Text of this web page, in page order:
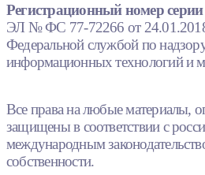
Регистрационный номер серии
ЭЛ № ФС 77-72266 от
Федеральной службой по
информационных технологий и
Все права на любые материалы,
защищены в соответствии с
международным
собственности.